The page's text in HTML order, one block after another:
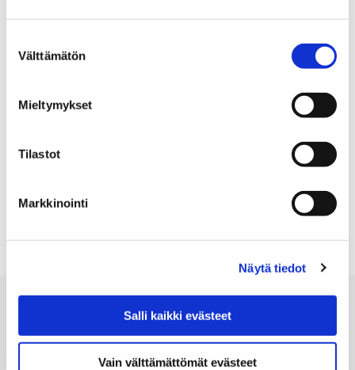
valinta
Välttämätön
Mieltymykset
Tilastot
Markkinointi
Näytä tiedot
Salli kaikki evästeet
Vain välttämättömät evästeet
liikkuva nuorisotila. Se parkkeeraa kesällä sinne, missä